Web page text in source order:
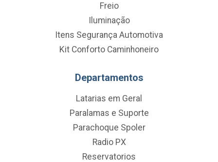
Freio
Iluminação
Itens Segurança Automotiva
Kit Conforto Caminhoneiro
Departamentos
Latarias em Geral
Paralamas e Suporte
Parachoque Spoler
Radio PX
Reservatorios